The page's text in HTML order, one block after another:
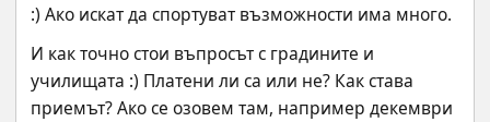
:) Ако искат да спортуват възможности има много.
И как точно стои въпросът с градините и
училищата :) Платени ли са или не? Как става
приемът? Ако се озовем там, например декември